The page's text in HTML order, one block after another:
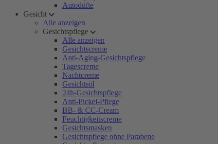
Autodüfte
Gesicht
Alle anzeigen
Gesichtspflege
Alle anzeigen
Gesichtscreme
Anti-Aging-Gesichtspflege
Tagescreme
Nachtcreme
Gesichtsöl
24h-Gesichtspflege
Anti-Pickel-Pflege
BB- & CC-Cream
Feuchtigkeitscreme
Gesichtsmasken
Gesichtspflege ohne Parabene